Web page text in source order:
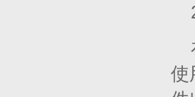
使